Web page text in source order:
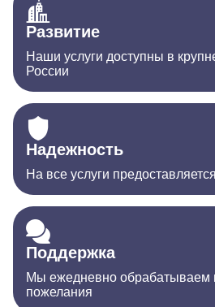
Развитие
Наши услуги доступны в
России
Надежность
На все услуги
Поддержка
Мы ежедневно обрабатываем
пожелания